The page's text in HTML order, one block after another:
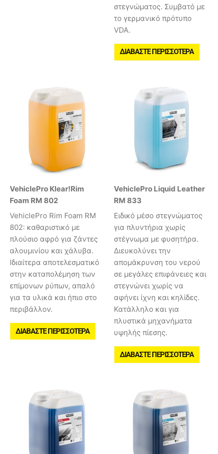
στεγνώματος. Συμβατό με
το γερμανικό πρότυπο
VDA.
ΔΙΑΒΆΣΤΕ ΠΕΡΙΣΣΌΤΕΡΑ
VehiclePro Klear!Rim
Foam RM 802
VehiclePro Rim Foam RM
802: καθαριστικό με
πλούσιο αφρό για ζάντες
αλουμινίου και χάλυβα.
Ιδιαίτερα αποτελεσματικό
στην καταπολέμηση των
επίμονων ρύπων, απαλό
για τα υλικά και ήπιο στο
περιβάλλον.
ΔΙΑΒΆΣΤΕ ΠΕΡΙΣΣΌΤΕΡΑ
VehiclePro Liquid Leather
RM 833
Ειδικό μέσο στεγνώματος
για πλυντήρια χωρίς
στέγνωμα με φυσητήρα.
Διευκολύνει την
απομάκρυνση του νερού
σε μεγάλες επιφάνειες και
στεγνώνει χωρίς να
αφήνει ίχνη και κηλίδες.
Κατάλληλο και για
πλυστικά μηχανήματα
υψηλής πίεσης.
ΔΙΑΒΆΣΤΕ ΠΕΡΙΣΣΌΤΕΡΑ